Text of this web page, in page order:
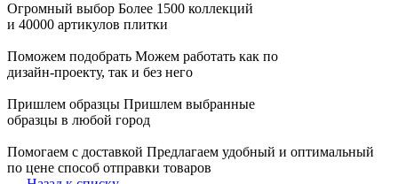
Огромный выбор Более 1500 коллекций
и 40000 артикулов плитки
Поможем подобрать Можем работать как по
дизайн-проекту, так и без него
Пришлем образцы Пришлем выбранные
образцы в любой город
Помогаем с доставкой Предлагаем удобный и оптимальный
по цене способ отправки товаров